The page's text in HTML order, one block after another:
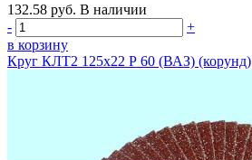
132.58 руб. В наличии
-
+
в корзину
Круг КЛТ2 125х22 Р 60 (ВАЗ) (корунд)